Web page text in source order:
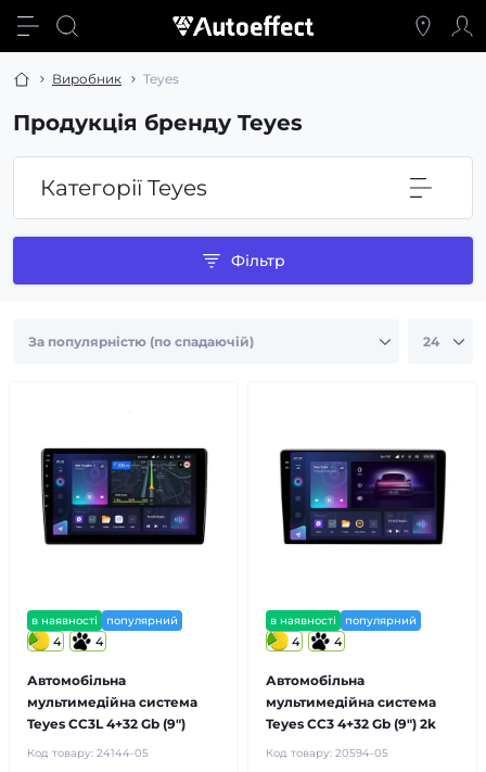
Виробник Teyes
Продукція бренду Teyes
Категорії Teyes
Фільтр
в наявності популярний
4 4
Автомобільна
мультимедійна система
Teyes CC3L 4+32 Gb (9")
Код товару: 24144-05
в наявності популярний
4 4
Автомобільна
мультимедійна система
Teyes CC3 4+32 Gb (9") 2k
Код товару: 20594-05